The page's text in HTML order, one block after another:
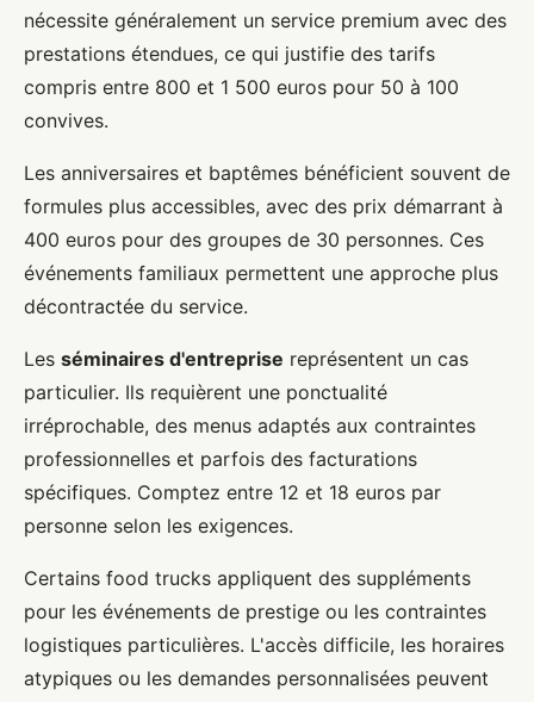
nécessite généralement un service premium avec des
prestations étendues, ce qui justifie des tarifs
compris entre 800 et 1 500 euros pour 50 à 100
convives.
Les anniversaires et baptêmes bénéficient souvent de
formules plus accessibles, avec des prix démarrant à
400 euros pour des groupes de 30 personnes. Ces
événements familiaux permettent une approche plus
décontractée du service.
Les séminaires d'entreprise représentent un cas
particulier. Ils requièrent une ponctualité
irréprochable, des menus adaptés aux contraintes
professionnelles et parfois des facturations
spécifiques. Comptez entre 12 et 18 euros par
personne selon les exigences.
Certains food trucks appliquent des suppléments
pour les événements de prestige ou les contraintes
logistiques particulières. L'accès difficile, les horaires
atypiques ou les demandes personnalisées peuvent